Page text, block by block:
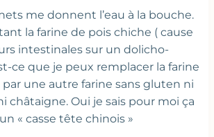
me donnent l’eau à la bouche.
la farine de pois chiche ( cause
intestinales sur un dolicho-
ce que je peux remplacer la farine
une autre farine sans gluten ni
châtaigne. Oui je sais pour moi ça
« casse tête chinois »